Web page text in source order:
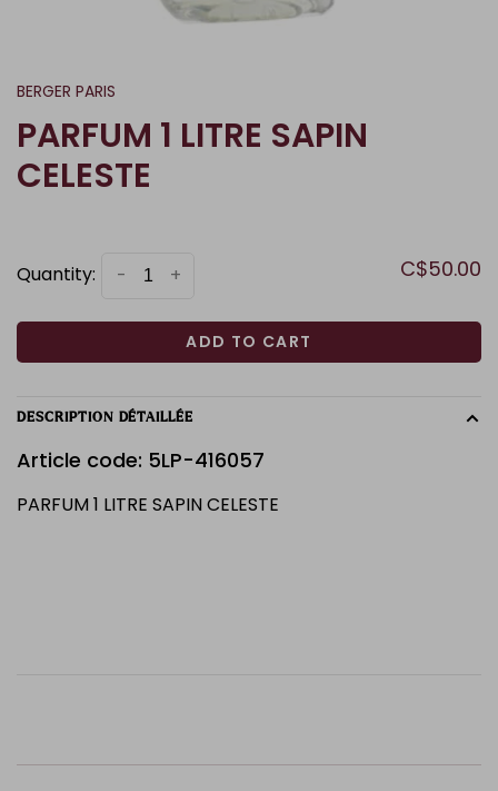
BERGER PARIS
PARFUM 1 LITRE SAPIN
CELESTE
Quantity: +
- C$50.00
ADD TO CART
DESCRIPTION DÉTAILLÉE
Article code: 5LP-416057
PARFUM 1 LITRE SAPIN CELESTE